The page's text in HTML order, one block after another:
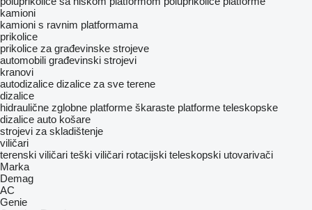
kamioni
kamioni s ravnim platformama
prikolice
prikolice za građevinske strojeve
automobili građevinski strojevi
kranovi
autodizalice dizalice za sve terene
dizalice
hidraulične zglobne platforme škaraste platforme teleskopske
dizalice auto košare
strojevi za skladištenje
viličari
terenski viličari teški viličari rotacijski teleskopski utovarivači
Marka
Demag
AC
Genie